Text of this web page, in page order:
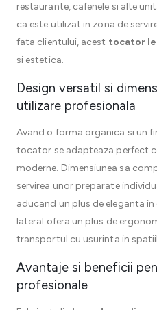
restaurante, cafenele si alte
ca este utilizat in zona de
fata clientului, acest tocator
si estetica.
Design versatil si
utilizare profesionala
Avand o forma organica si un
tocator se adapteaza perfect
moderne. Dimensiunea sa
servirea unor preparate
aducand un plus de eleganta
lateral ofera un plus de
transportul cu usurinta in
Avantaje si beneficii
profesionale